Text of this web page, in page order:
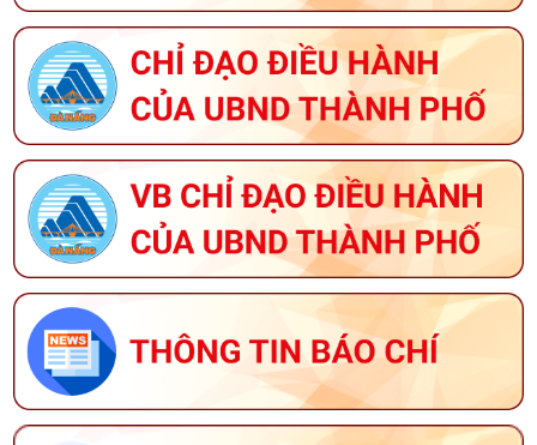
KẾ HOẠCH TỔ CHỨC GIẢI BÁO CHÍ VỀ XÂY DỰNG
ĐẢNG (GIẢI BÚA LIỀM VÀNG) THÀNH PHỐ ĐÀ NẴNG
NĂM 2026
THÔNG BÁO VỀ VIỆC TUYỂN DỤNG LAO ĐỘNG HỢP
ĐỒNG LÀM VIỆC TẠI TRUNG TÂM CUNG ỨNG DỊCH
VỤ SỰ NGHIỆP CÔNG PHƯỜNG HÒA CƯỜNG